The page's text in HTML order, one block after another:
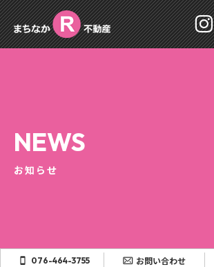

NEWS
お知らせ
 076-464-3755  お問い合わせ